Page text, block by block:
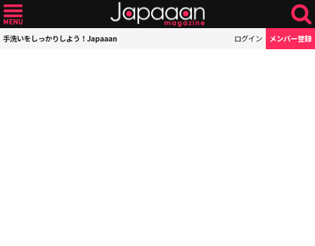
手洗いをしっかりしよう！Japaaan ログイン メンバー登録